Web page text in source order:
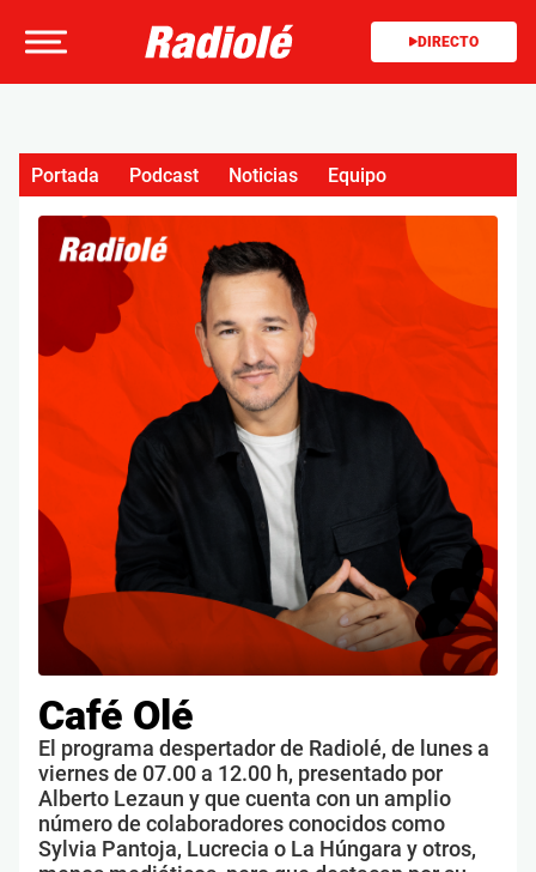
DIRECTO
Café Olé
El programa despertador de Radiolé, de lunes a
viernes de 07.00 a 12.00 h, presentado por
Alberto Lezaun y que cuenta con un amplio
número de colaboradores conocidos como
Sylvia Pantoja, Lucrecia o La Húngara y otros,
Portada Podcast Noticias Equipo